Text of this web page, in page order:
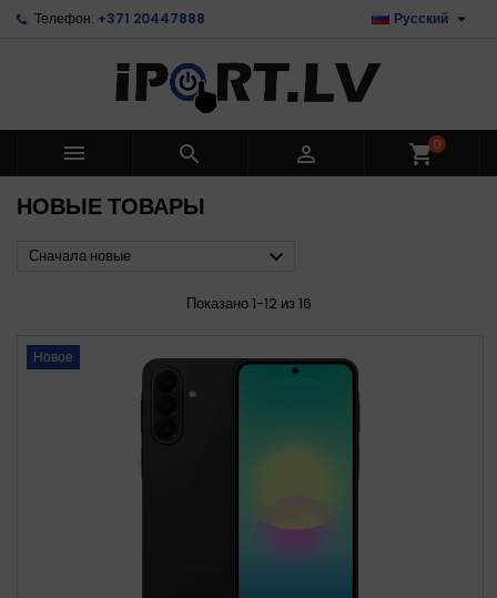
Телефон: +371 20447888 Русский 
   shopping_cart0
НОВЫЕ ТОВАРЫ
Сначала новые 
Показано 1-12 из 16
Новое